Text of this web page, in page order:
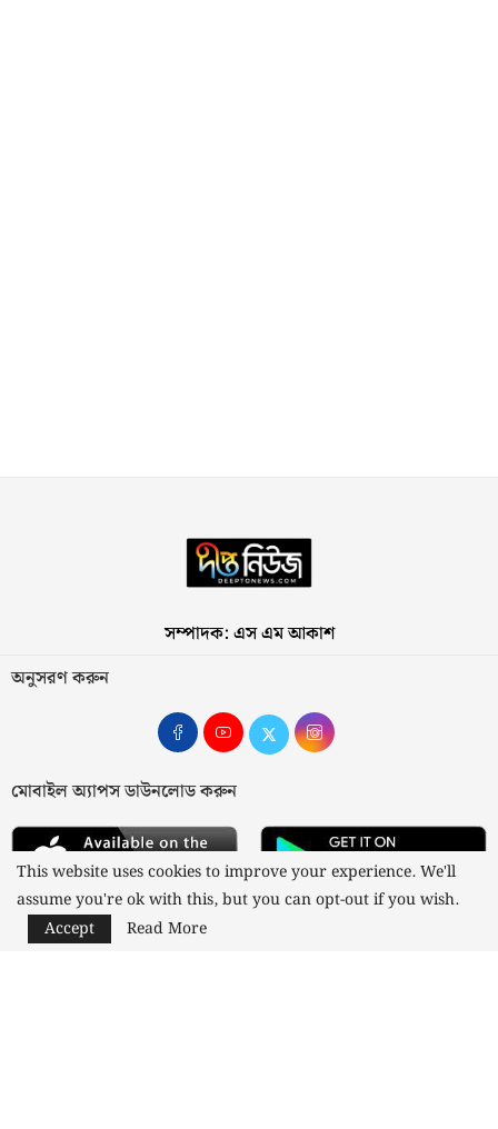
সম্পাদক: এস এম আকাশ
অনুসরণ করুন
মোবাইল অ্যাপস ডাউনলোড করুন
This website uses cookies to improve your experience. We'll
assume you're ok with this, but you can opt-out if you wish.
Accept
Read More